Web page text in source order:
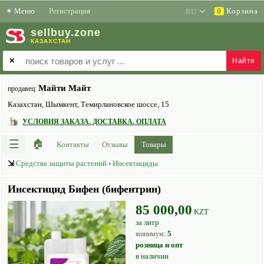
✶ Меню Регистрация 0 Корзина
sell buy.zone
КАЗАХСТАН
✕
продавец: Майти Майт
Казахстан, Шымкент, Темирлановское шоссе, 15
УСЛОВИЯ ЗАКАЗА. ДОСТАВКА. ОПЛАТА
☰ 🏠 Контакты Отзывы Товары
⇲ Средства защиты растений › Инсектициды
Инсектицид Бифен (бифентрин)
85 000,00 KZT
за литр
минимум: 5
розница и опт
в наличии